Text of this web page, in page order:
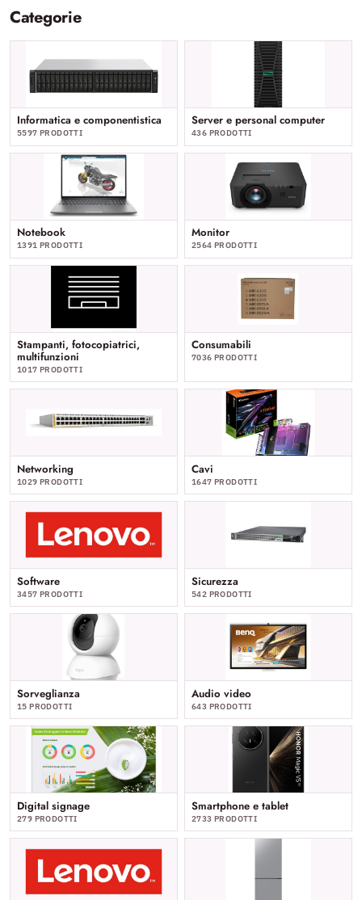
Categorie
Informatica e componentistica
5597 PRODOTTI
Server e personal computer
436 PRODOTTI
Notebook
1391 PRODOTTI
Monitor
2564 PRODOTTI
Stampanti, fotocopiatrici,
multifunzioni
1017 PRODOTTI
Consumabili
7036 PRODOTTI
Networking
1029 PRODOTTI
Cavi
1647 PRODOTTI
Software
3457 PRODOTTI
Sicurezza
542 PRODOTTI
Sorveglianza
15 PRODOTTI
Audio video
643 PRODOTTI
Digital signage
279 PRODOTTI
Smartphone e tablet
2733 PRODOTTI